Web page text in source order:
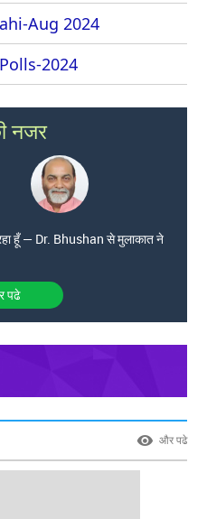
Aug 2024
2024
नजर
हूँ — Dr. Bhushan से मुलाकात ने
पढे
और पढे